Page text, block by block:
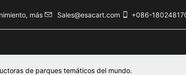
más Sales@esacart.com +086-
de parques temáticos del mundo.